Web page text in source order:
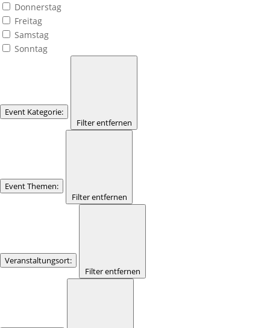
Donnerstag
Freitag
Samstag
Sonntag
Event Kategorie:
Filter entfernen
Event Themen:
Filter entfernen
Veranstaltungsort:
Filter entfernen